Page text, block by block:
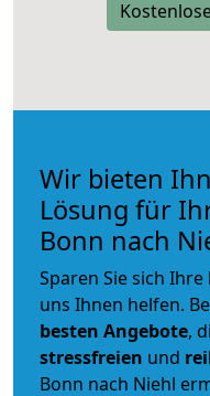
Wir bieten
Lösung für
Bonn nach
Sparen Sie sich
uns Ihnen helfen.
besten Angebote,
stressfreien und
Bonn nach Niehl